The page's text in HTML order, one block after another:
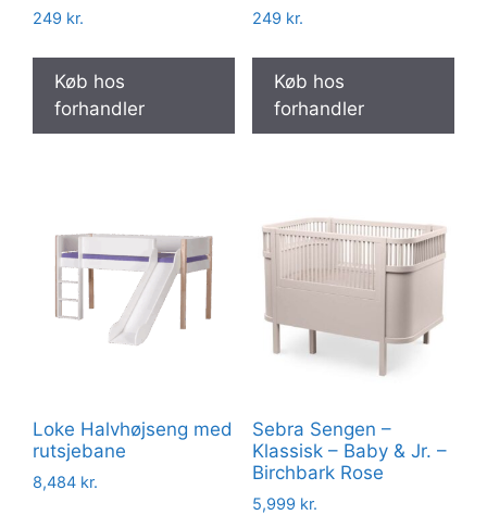
249 kr.
Køb hos
forhandler
249 kr.
Køb hos
forhandler
Loke Halvhøjseng med
rutsjebane
8,484 kr.
Sebra Sengen –
Klassisk – Baby & Jr. –
Birchbark Rose
5,999 kr.